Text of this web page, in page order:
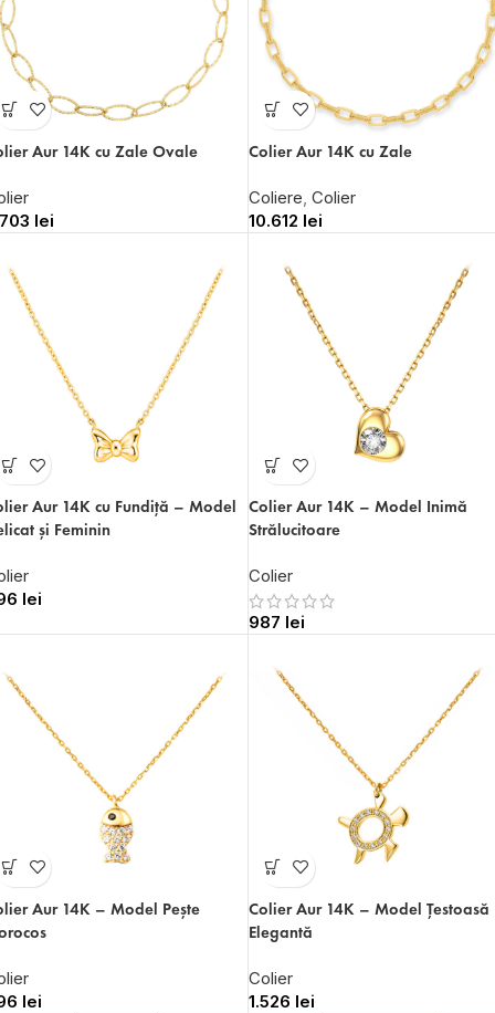
Aur 14K cu Zale Ovale
lei
Colier Aur 14K cu Zale
Coliere Colier
10.612 lei
Aur 14K cu Fundiță – Model
și Feminin
lei
Colier Aur 14K – Model Inimă
Strălucitoare
Colier
987 lei
Aur 14K – Model Pește
lei
Colier Aur 14K – Model Țestoasă
Elegantă
Colier
1.526 lei